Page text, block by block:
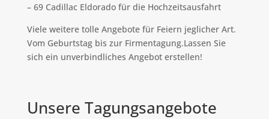
– 69 Cadillac Eldorado für die Hochzeitsausfahrt
Viele weitere tolle Angebote für Feiern jeglicher Art.
Vom Geburtstag bis zur Firmentagung.Lassen Sie
sich ein unverbindliches Angebot erstellen!
Unsere Tagungsangebote